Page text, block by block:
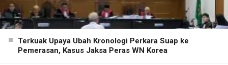
Terkuak Upaya Ubah Kronologi Perkara Suap ke
Pemerasan, Kasus Jaksa Peras WN Korea